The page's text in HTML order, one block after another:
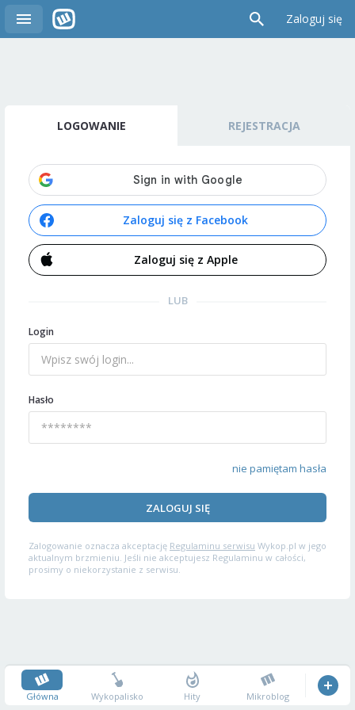
Zaloguj się
LOGOWANIE REJESTRACJA
Zaloguj się z Facebook
Zaloguj się z Apple
LUB
Login
Hasło
nie pamiętam hasła
ZALOGUJ SIĘ
Zalogowanie oznacza akceptację Regulaminu serwisu Wykop.pl w jego
aktualnym brzmieniu. Jeśli nie akceptujesz Regulaminu w całości,
prosimy o niekorzystanie z serwisu.
Główna Wykopalisko Hity Mikroblog